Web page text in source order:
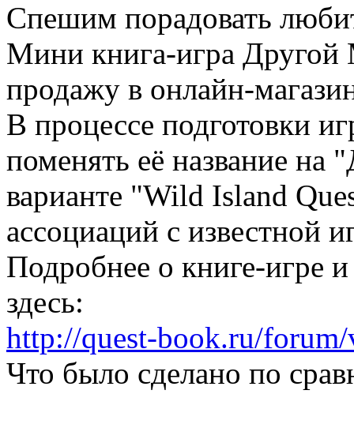
Спешим порадовать
Мини книга-игра Другой
продажу в онлайн-
В процессе подготовки
поменять её название на
варианте "Wild Island
ассоциаций с известной
Подробнее о книге-игре
здесь:
http://quest-book.ru/
Что было сделано по